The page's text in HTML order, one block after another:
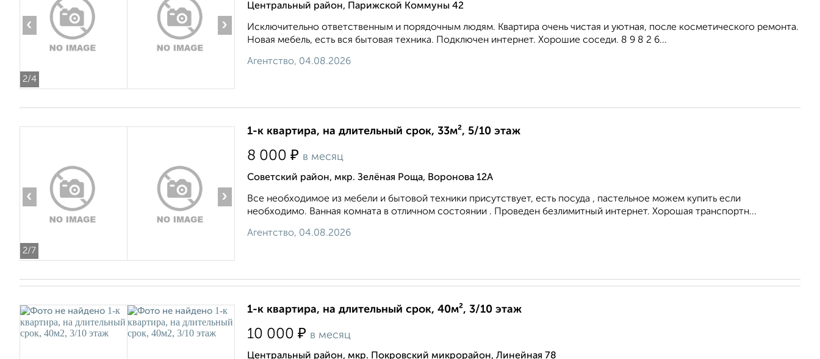
2/4
‹ ›
Центральный район, Парижской Коммуны 42
Исключительно ответственным и порядочным людям. Квартира очень чистая и уютная, после косметического ремонта.
Новая мебель, есть вся бытовая техника. Подключен интернет. Хорошие соседи. 8 9 8 2 6...
Агентство, 04.08.2026
2/7
‹ ›
1-к квартира, на длительный срок, 33м², 5/10 этаж
8 000 ₽ в месяц
Советский район, мкр. Зелёная Роща, Воронова 12А
Все необходимое из мебели и бытовой техники присутствует, есть посуда , пастельное можем купить если
необходимо. Ванная комната в отличном состоянии . Проведен безлимитный интернет. Хорошая транспортн...
Агентство, 04.08.2026
1-к квартира, на длительный срок, 40м², 3/10 этаж
10 000 ₽ в месяц
Центральный район, мкр. Покровский микрорайон, Линейная 78